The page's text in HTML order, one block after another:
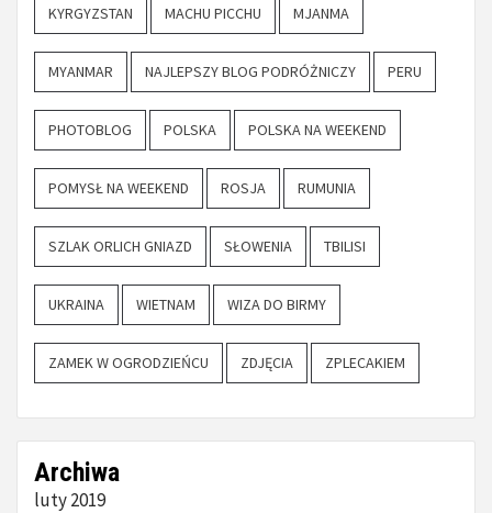
KYRGYZSTAN MACHU PICCHU MJANMA
MYANMAR NAJLEPSZY BLOG PODRÓŻNICZY PERU
PHOTOBLOG POLSKA POLSKA NA WEEKEND
POMYSŁ NA WEEKEND ROSJA RUMUNIA
SZLAK ORLICH GNIAZD SŁOWENIA TBILISI
UKRAINA WIETNAM WIZA DO BIRMY
ZAMEK W OGRODZIEŃCU ZDJĘCIA ZPLECAKIEM
Archiwa
luty 2019